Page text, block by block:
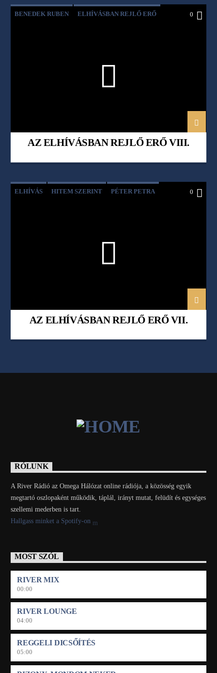
BENEDEK RUBEN ELHÍVÁSBAN REJLŐ ERŐ 0
AZ ELHÍVÁSBAN REJLŐ ERŐ VIII.
ELHÍVÁS HITEM SZERINT PÉTER PETRA 0
AZ ELHÍVÁSBAN REJLŐ ERŐ VII.
RÓLUNK
A River Rádió az Omega Hálózat online rádiója, a közösség egyik
megtartó oszlopaként működik, táplál, irányt mutat, felüdít és egységes
szellemi mederben is tart.
Hallgass minket a Spotify-on
MOST SZÓL
RIVER MIX
00:00
RIVER LOUNGE
04:00
REGGELI DICSŐÍTÉS
05:00